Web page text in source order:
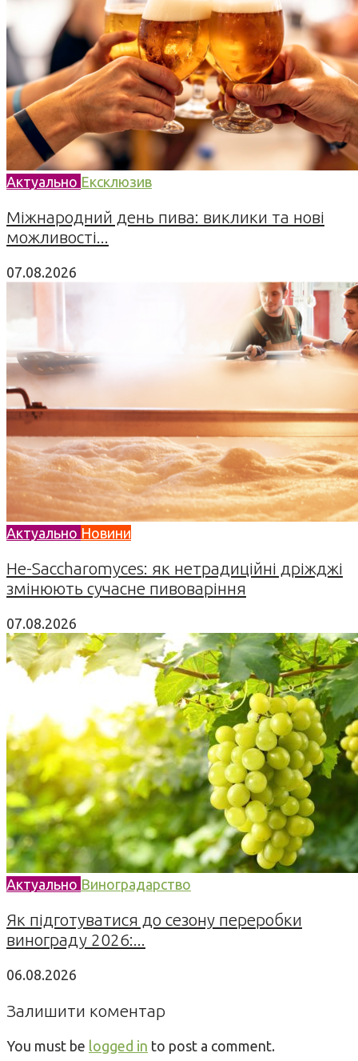
Актуально Ексклюзив
Міжнародний день пива: виклики та нові
можливості...
07.08.2026
Актуально Новини
Не-Saccharomyces: як нетрадиційні дріжджі
змінюють сучасне пивоваріння
07.08.2026
Актуально Виноградарство
Як підготуватися до сезону переробки
винограду 2026:...
06.08.2026
Залишити коментар
You must be logged in to post a comment.